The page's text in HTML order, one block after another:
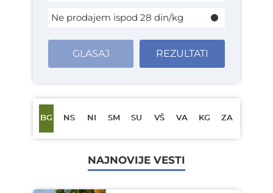
Ne prodajem ispod 28 din/kg
GLASAJ REZULTATI
BG NS NI SM SU VŠ VA KG ZA
NAJNOVIJE VESTI